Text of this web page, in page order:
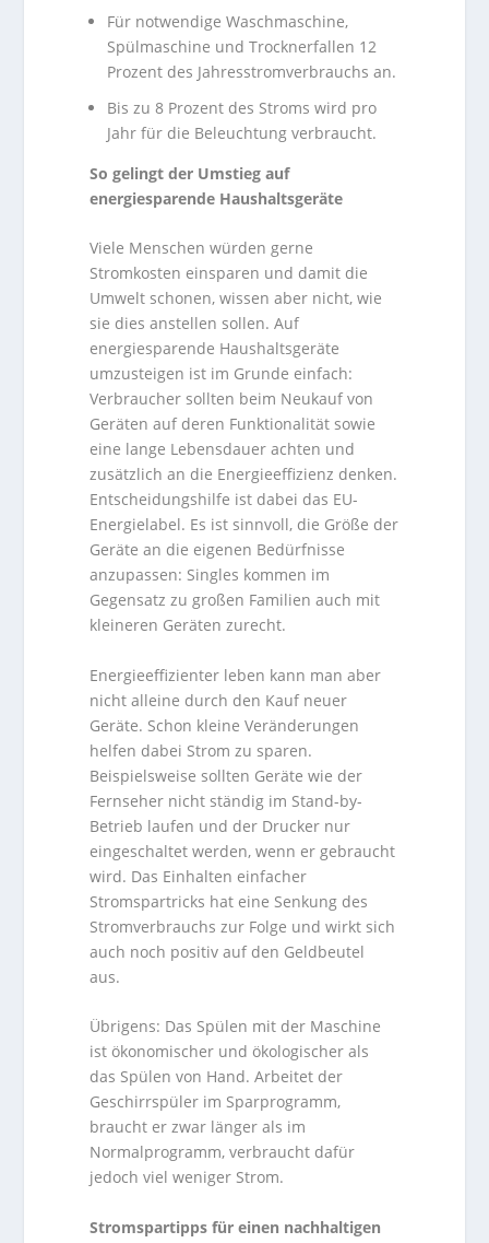
Für notwendige Waschmaschine,
Spülmaschine und Trocknerfallen 12
Prozent des Jahresstromverbrauchs an.
Bis zu 8 Prozent des Stroms wird pro
Jahr für die Beleuchtung verbraucht.
So gelingt der Umstieg auf
energiesparende Haushaltsgeräte
Viele Menschen würden gerne
Stromkosten einsparen und damit die
Umwelt schonen, wissen aber nicht, wie
sie dies anstellen sollen. Auf
energiesparende Haushaltsgeräte
umzusteigen ist im Grunde einfach:
Verbraucher sollten beim Neukauf von
Geräten auf deren Funktionalität sowie
eine lange Lebensdauer achten und
zusätzlich an die Energieeffizienz denken.
Entscheidungshilfe ist dabei das EU-
Energielabel. Es ist sinnvoll, die Größe der
Geräte an die eigenen Bedürfnisse
anzupassen: Singles kommen im
Gegensatz zu großen Familien auch mit
kleineren Geräten zurecht.
Energieeffizienter leben kann man aber
nicht alleine durch den Kauf neuer
Geräte. Schon kleine Veränderungen
helfen dabei Strom zu sparen.
Beispielsweise sollten Geräte wie der
Fernseher nicht ständig im Stand-by-
Betrieb laufen und der Drucker nur
eingeschaltet werden, wenn er gebraucht
wird. Das Einhalten einfacher
Stromspartricks hat eine Senkung des
Stromverbrauchs zur Folge und wirkt sich
auch noch positiv auf den Geldbeutel
aus.
Übrigens: Das Spülen mit der Maschine
ist ökonomischer und ökologischer als
das Spülen von Hand. Arbeitet der
Geschirrspüler im Sparprogramm,
braucht er zwar länger als im
Normalprogramm, verbraucht dafür
jedoch viel weniger Strom.
Stromspartipps für einen nachhaltigen